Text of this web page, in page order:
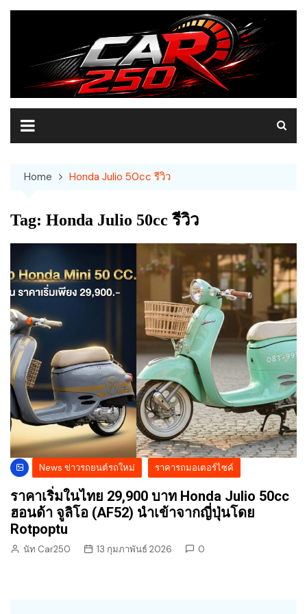
Skip
Home Honda Julio 50cc รีวิว
Tag: Honda Julio 50cc รีวิว
News ข่าวรถยนต์รถใหม่ ราคารถมอเตอร์ไซค์
ราคาเริ่มในไทย 29,900 บาท Honda Julio 50cc
ฮอนด้า จูลิโอ (AF52) นำเข้าจากญี่ปุ่นโดย
Rotpoptu
นัท Car250 13 กุมภาพันธ์ 2026 0